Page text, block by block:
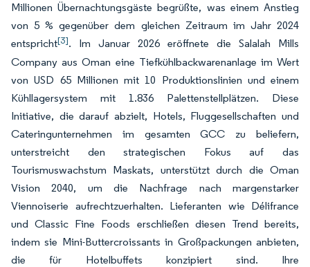
Millionen Übernachtungsgäste begrüßte, was einem Anstieg
von 5 % gegenüber dem gleichen Zeitraum im Jahr 2024
entspricht[3]. Im Januar 2026 eröffnete die Salalah Mills
Company aus Oman eine Tiefkühlbackwarenanlage im Wert
von USD 65 Millionen mit 10 Produktionslinien und einem
Kühllagersystem mit 1.836 Palettenstellplätzen. Diese
Initiative, die darauf abzielt, Hotels, Fluggesellschaften und
Cateringunternehmen im gesamten GCC zu beliefern,
unterstreicht den strategischen Fokus auf das
Tourismuswachstum Maskats, unterstützt durch die Oman
Vision 2040, um die Nachfrage nach margenstarker
Viennoiserie aufrechtzuerhalten. Lieferanten wie Délifrance
und Classic Fine Foods erschließen diesen Trend bereits,
indem sie Mini-Buttercroissants in Großpackungen anbieten,
die für Hotelbuffets konzipiert sind. Ihre